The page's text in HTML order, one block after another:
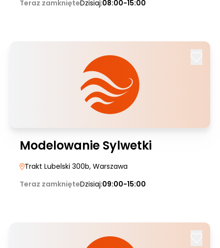
Teraz zamknięteDzisiaj:08:00-15:00
Modelowanie Sylwetki
Trakt Lubelski 300b, Warszawa
Teraz zamknięteDzisiaj:09:00-15:00